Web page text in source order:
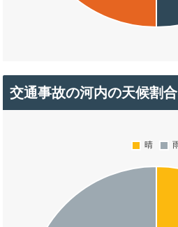
交通事故の河内の天候割合